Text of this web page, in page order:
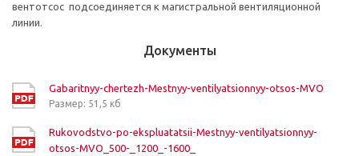
вентотсос подсоединяется к магистральной вентиляционной
линии.
Документы
Gabaritnyy-chertezh-Mestnyy-ventilyatsionnyy-otsos-MVO
Размер: 51,5 кб
Rukovodstvo-po-ekspluatatsii-Mestnyy-ventilyatsionnyy-
otsos-MVO_500-_1200_-1600_